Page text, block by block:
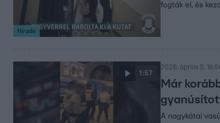
Híradó
fogták el, és
1:57
2026. április 5.
Már
A nagykátai